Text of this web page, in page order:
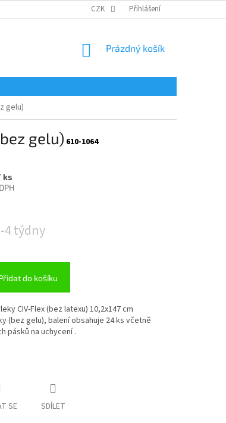
PŘEJÍT NA STRÁNKY VÝROBCE CIVCO
CZK Přihlášení
NÁKUPNÍ
Prázdný košík
gelu)
gelu) 610-1064
ks
4 týdny
do košíku
CIV-Flex (bez latexu) 10,2x147 cm
(bez gelu), balení obsahuje 24 ks včetně
pásků na uchycení .
SE SDÍLET